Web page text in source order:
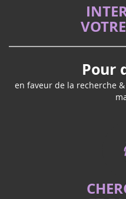
Pour
en faveur de la recherche